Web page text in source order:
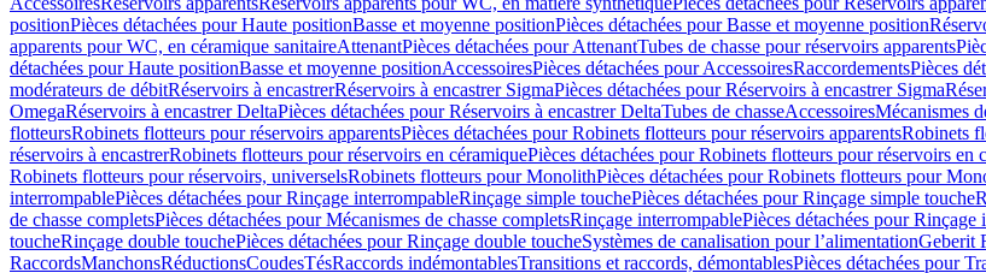
positionPièces détachées pour Haute positionBasse et moyenne positionPièces détachées pour Basse et moyenne position
apparents pour WC, en céramique sanitaireAttenantPièces détachées pour AttenantTubes de chasse pour réservoirs apparents
détachées pour Haute positionBasse et moyenne positionAccessoiresPièces détachées pour AccessoiresRaccordementsPièces
modérateurs de débitRéservoirs à encastrerRéservoirs à encastrer SigmaPièces détachées pour Réservoirs à encastrer Sigma
OmegaRéservoirs à encastrer DeltaPièces détachées pour Réservoirs à encastrer DeltaTubes de chasseAccessoiresMécanismes
flotteursRobinets flotteurs pour réservoirs apparentsPièces détachées pour Robinets flotteurs pour réservoirs apparentsRobinets
réservoirs à encastrerRobinets flotteurs pour réservoirs en céramiquePièces détachées pour Robinets flotteurs pour réservoirs en
Robinets flotteurs pour réservoirs, universelsRobinets flotteurs pour MonolithPièces détachées pour Robinets flotteurs pour
interrompablePièces détachées pour Rinçage interrompableRinçage simple touchePièces détachées pour Rinçage simple touche
de chasse completsPièces détachées pour Mécanismes de chasse completsRinçage interrompablePièces détachées pour Rinçage
toucheRinçage double touchePièces détachées pour Rinçage double toucheSystèmes de canalisation pour l’alimentationGeberit
RaccordsManchonsRéductionsCoudesTésRaccords indémontablesTransitions et raccords, démontablesPièces détachées pour